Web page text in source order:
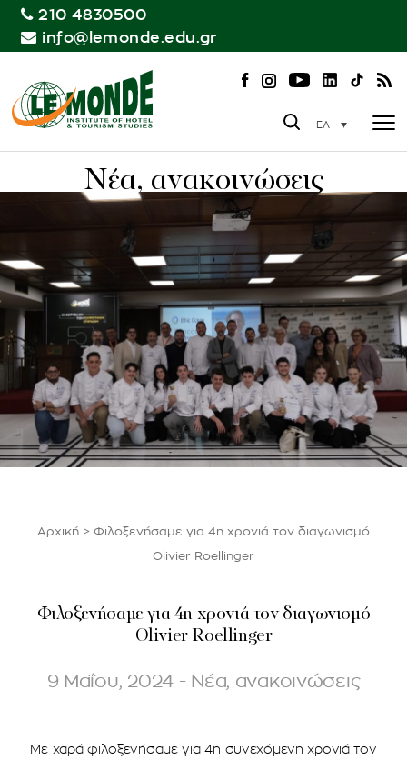
210 4830500
info@lemonde.edu.gr
ΕΛ
Νέα, ανακοινώσεις
Αρχική > Φιλοξενήσαμε για 4η χρονιά τον διαγωνισμό
Olivier Roellinger
Φιλοξενήσαμε για 4η χρονιά τον διαγωνισμό
Olivier Roellinger
9 Μαΐου, 2024 - Νέα, ανακοινώσεις
Με χαρά φιλοξενήσαμε για 4η συνεχόμενη χρονιά τον